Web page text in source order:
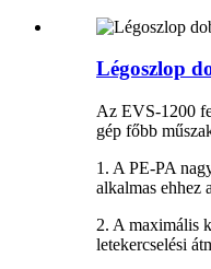
Légoszlop
Az EVS-1200
gép főbb
1. A PE-PA
alkalmas ehhez
2. A maximális
letekercselési